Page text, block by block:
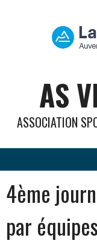
AS
ASSOCIATION
4ème
par